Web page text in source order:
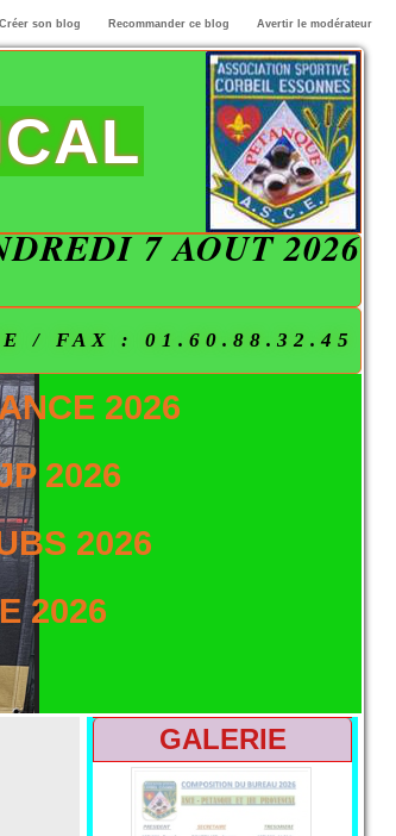
Créer son blog Recommander ce blog Avertir le modérateur
7 AOÛT 2026
/ FAX : 01.60.88.32.45
2026
2026
2026
2026
GALERIE